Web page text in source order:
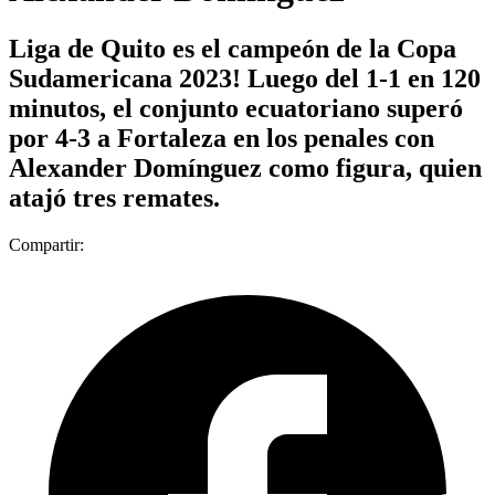
Liga de Quito es el campeón de la Copa
Sudamericana 2023! Luego del 1-1 en 120
minutos, el conjunto ecuatoriano superó
por 4-3 a Fortaleza en los penales con
Alexander Domínguez como figura, quien
atajó tres remates.
Compartir: